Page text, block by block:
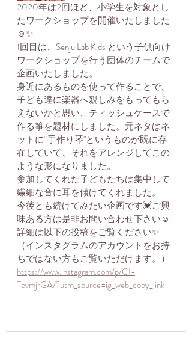
2020年は2回ほど、小学生を対象とし
たワークショップを開催いたしました
☺️✨
1回目は、Senju Lab Kids という子供向け
ワークショップを行う団体のチームで
企画いたしました。
身近にあるものを使って作ることで、
子ども達に楽器へ親しみをもってもら
えないかと思い、ティッシュケースで
作る箏を題材にしました。元ネタはネ
ットに“手作り琴"というものが既に存
在していて、それをアレンジしてこの
ような形になりました。
参加してくれた子どもたちは集中して
繊細な音に耳を傾けてくれました。
今後とも続けてみたい企画です💓ご興
味ある方は是非お問い合わせ下さい☺️
詳細は以下の投稿をご覧ください✨
（インスタグラムのアカウントをお持
ちではない方もご覧いただけます。）
https://www.instagram.com/p/CI-
TovmjrGA/?utm_source=ig_web_copy_link